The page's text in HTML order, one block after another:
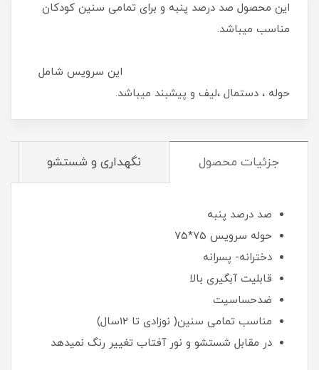
این محصول صد درصد پنبه و برای تمامی سنین کودکان
مناسب میباشد.
این سرویس شامل
حوله ، دستمال ،لیف و پیشبند میباشد.
جزئیات محصول نگهداری و شستشو
صد درصد پنبه
حوله سرویس 75*75
دخترانه- پسرانه
قابلیت آبگیری بالا
ضدحساسیت
مناسب تمامی سنین( نوزادی تا 12سال)
در مقابل شستشو و نور آفتاب تغییر رنگ نمیدهد